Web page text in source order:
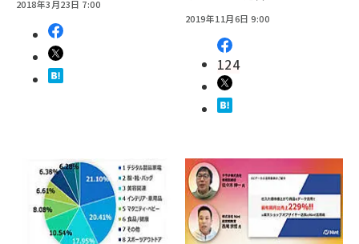
2018年3月23日 7:00
2019年11月6日 9:00
124